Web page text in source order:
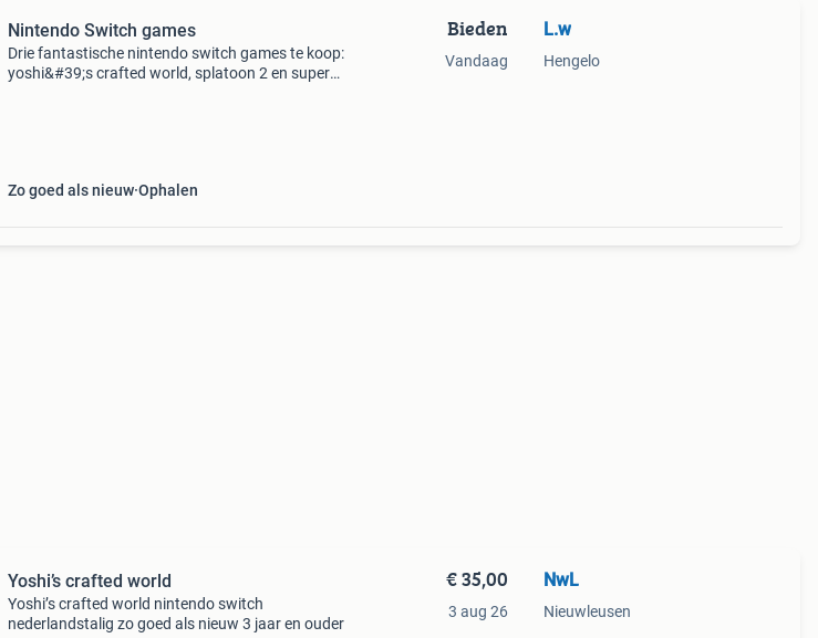
Nintendo Switch games
Drie fantastische nintendo switch games te koop:
yoshi&#39;s crafted world, splatoon 2 en super
Zo goed als nieuw Ophalen
Bieden
Vandaag
L.w
Hengelo
Yoshi’s crafted world
Yoshi’s crafted world nintendo switch
nederlandstalig zo goed als nieuw 3 jaar en ouder
€ 35,00
3 aug 26
NwL
Nieuwleusen